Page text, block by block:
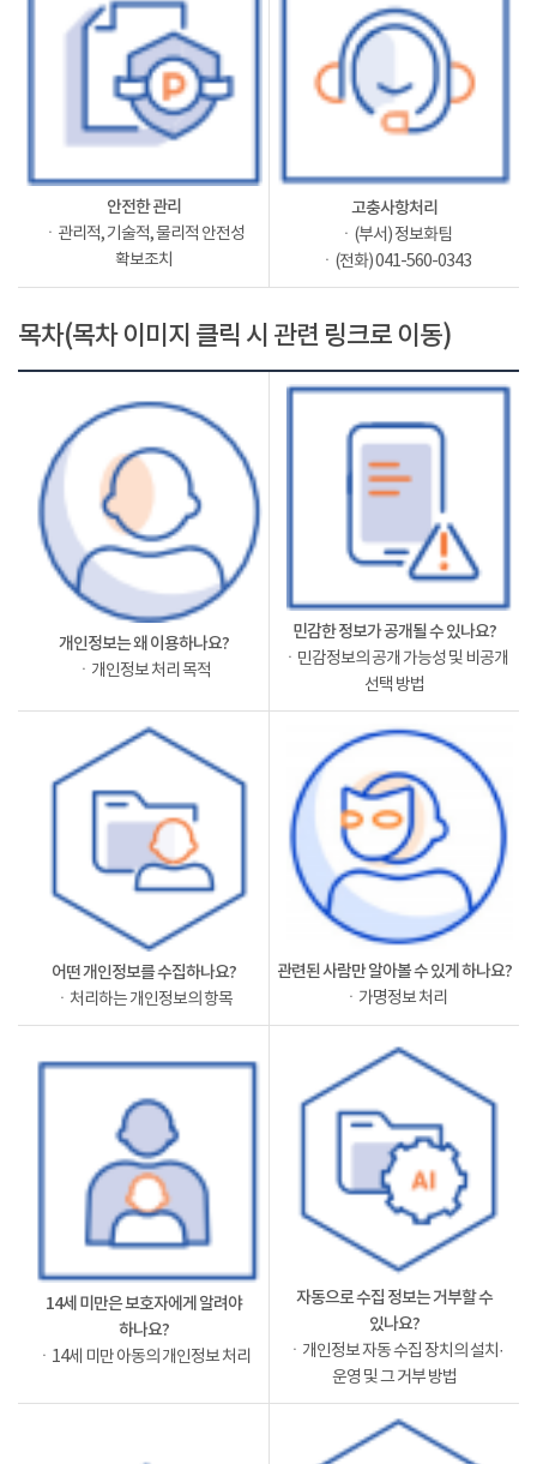
안전한 관리
ㆍ관리적, 기술적, 물리적 안전성
확보조치
고충사항처리
ㆍ(부서) 정보화팀
ㆍ(전화) 041-560-0343
목차(목차 이미지 클릭 시 관련 링크로 이동)
개인정보는 왜 이용하나요?
ㆍ개인정보 처리 목적
민감한 정보가 공개될 수 있나요?
ㆍ민감정보의 공개 가능성 및 비공개
선택 방법
어떤 개인정보를 수집하나요?
ㆍ처리하는 개인정보의 항목
관련된 사람만 알아볼 수 있게 하나요?
ㆍ가명정보 처리
14세 미만은 보호자에게 알려야
하나요?
ㆍ14세 미만 아동의 개인정보 처리
자동으로 수집 정보는 거부할 수
있나요?
ㆍ개인정보 자동 수집 장치의 설치·
운영 및 그 거부 방법